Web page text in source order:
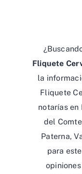
Fliquete
la
Fliquete
notarías en
del
Paterna,
para este